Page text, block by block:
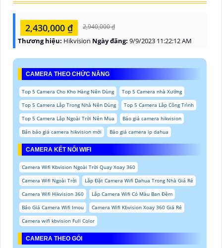
2,430,000 ₫ 2,940,000 ₫
Thương hiệu: Hikvision Ngày đăng: 9/9/2023 11:22:12 AM
CAMERA THEO CHỨC NĂNG
Top 5 Camera Cho Kho Hàng Nên Dùng
Top 5 Camera nhà Xưởng
Top 5 Camera Lắp Trong Nhà Nên Dùng
Top 5 Camera Lắp Công Trình
Top 5 Camera Lắp Ngoài Trời Nên Mua
Báo giá camera hikvision
Bản báo giá camera hikvision mới
Báo giá camera ip dahua
CAMERA KẾT NỐI WIFI
Camera Wifi Kbvision Ngoài Trời Quay Xoay 360
Camera Wifi Ngoài Trời
Lắp Đặt Camera Wifi Dahua Trong Nhà Giá Rẻ
Camera Wifi Hikvision 360
Lắp Camera Wifi Có Màu Ban Đêm
Báo Giá Camera Wifi Imou
Camera Wifi Kbvision Xoay 360 Giá Rẻ
Camera wifi kbvision Full Color
CAMERA THEO GÓI